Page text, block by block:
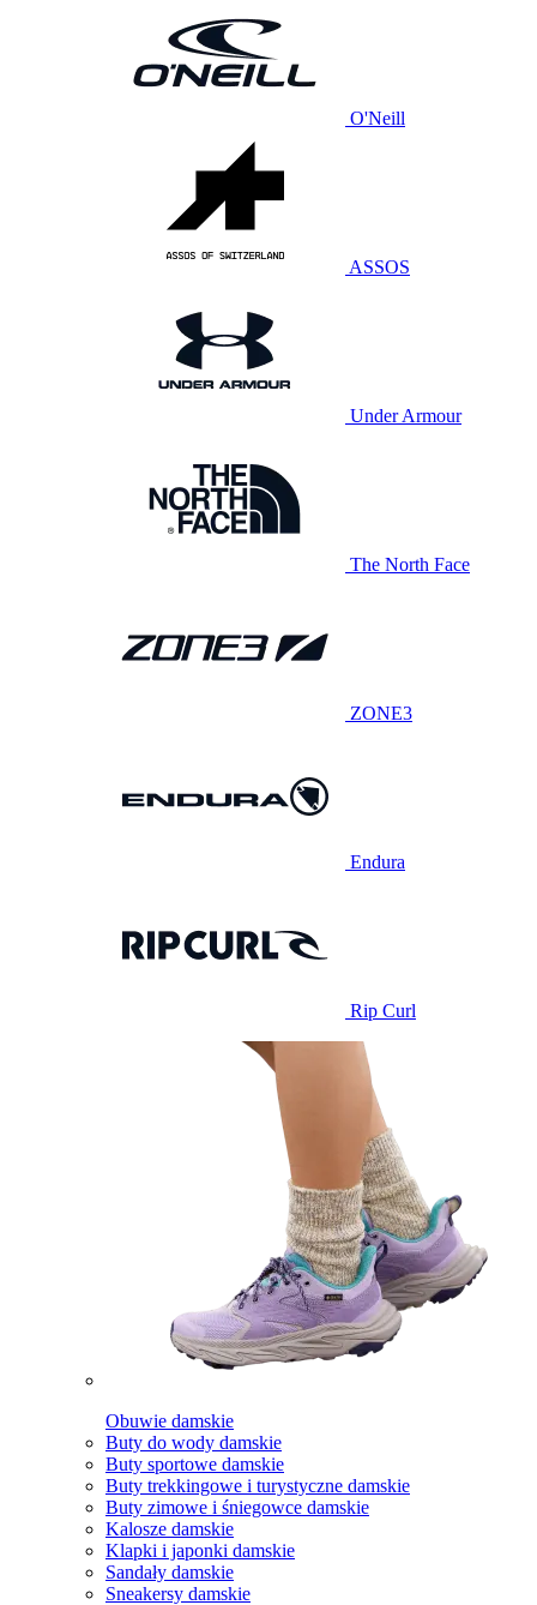
O'Neill
ASSOS
Under Armour
The North Face
ZONE3
Endura
Rip Curl
Obuwie damskie
Buty do wody damskie
Buty sportowe damskie
Buty trekkingowe i turystyczne damskie
Buty zimowe i śniegowce damskie
Kalosze damskie
Klapki i japonki damskie
Sandały damskie
Sneakersy damskie